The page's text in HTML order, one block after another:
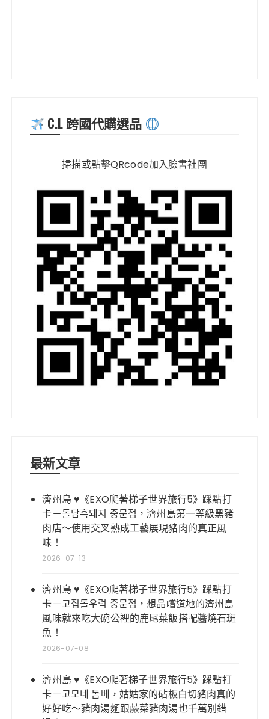
C.L 跨國代購選品
掃描或點擊QRcode加入臉書社團
最新文章
濟州島 ♥《EXO爬著梯子世界旅行5》踩點打
卡－돌담흑돼지 중문점，濟州島第一等級黑豬
肉店～使用交叉熟成工藝展現豬肉的真正風
味！
2026-07-13
濟州島 ♥《EXO爬著梯子世界旅行5》踩點打
卡－고집돌우럭 중문점，想品嚐道地的濟州島
風味就來吃大碗公裡的鹿尾菜飯搭配醬燒石斑
魚！
2026-07-08
濟州島 ♥《EXO爬著梯子世界旅行5》踩點打
卡－고모네 돔베，姑姑家的砧板白切豬肉真的
好好吃～豬肉湯麵跟蕨菜豬肉湯也千萬別錯